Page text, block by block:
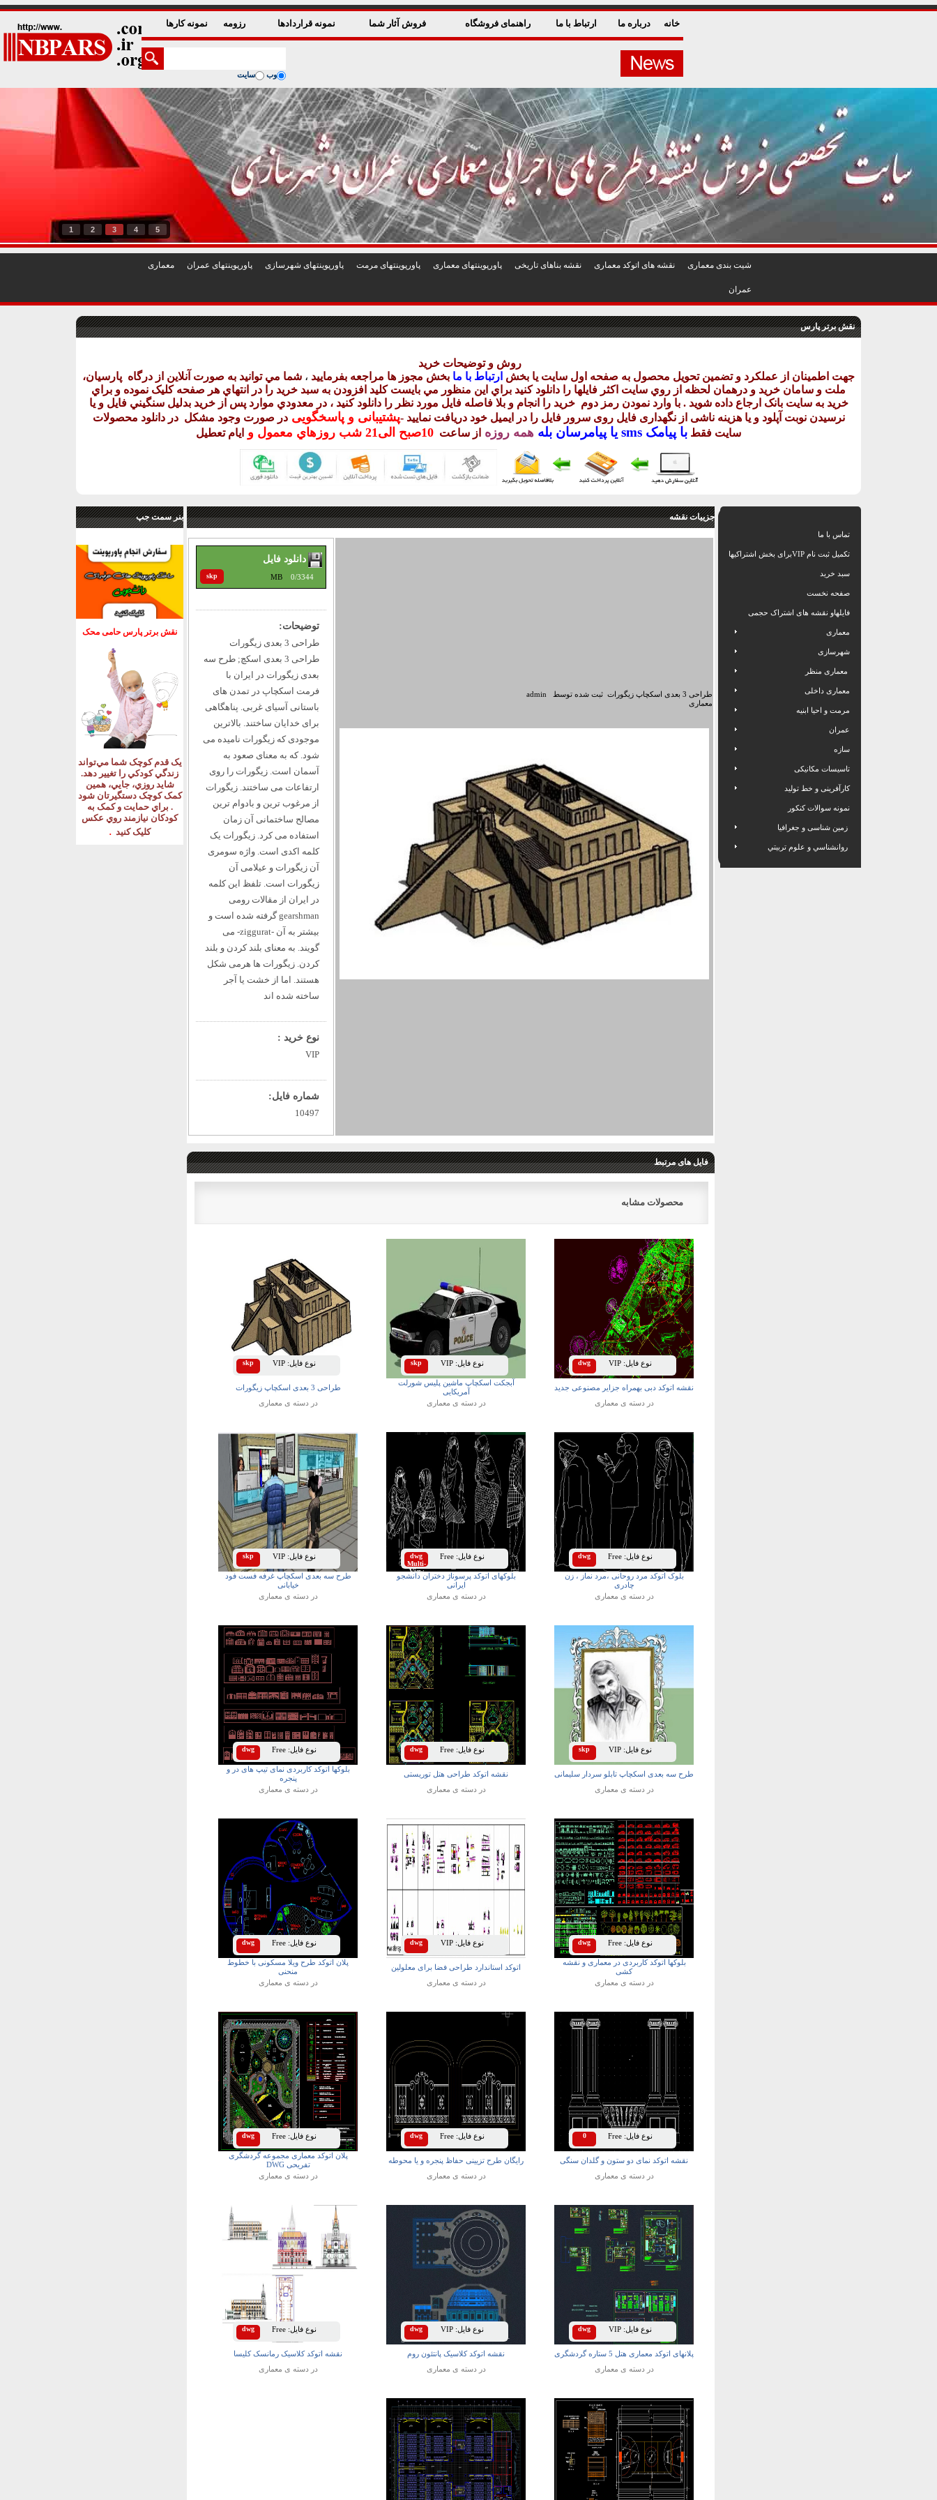
خانه درباره ما ارتباط با ما راهنمای فروشگاه فروش آثار شما نمونه قراردادها رزومه نمونه کارها
وب سایت
1 2 3 4 5
شيت بندی معماری نقشه های اتوکد معماری نقشه بناهای تاريخی پاورپوينتهای معماری پاورپوينتهای مرمت پاورپوينتهای شهرسازی پاورپوينتهای عمران معماری
عمران
نقش برتر پارس
روش و توضيحات خريد
جهت اطمينان از عملکرد و تضمين تحويل محصول به صفحه اول سايت يا بخش ارتباط با ما بخش مجوز ها مراجعه بفرماييد ، شما مي توانيد به صورت آنلاين از درگاه پارسيان،
ملت و سامان خريد و درهمان لحظه از روي سايت اکثر فايلها را دانلود کنيد براي اين منظور مي بايست کليد افزودن به سبد خريد را در انتهاي هر صفحه کليک نموده و براي
خريد به سايت بانک ارجاع داده شويد . با وارد نمودن رمز دوم خريد را انجام و بلا فاصله فايل مورد نظر را دانلود کنيد ، در معدودي موارد پس از خريد بدليل سنگيني فايل و يا
نرسيدن نوبت آپلود و يا هزينه ناشی از نگهداری فايل روی سرور فايل را در ايميل خود دريافت نماييد -پشتيبانی و پاسخگويیدر صورت وجود مشکل در دانلود محصولات
سايت فقط با پيامک sms يا پيامرسان بله همه روزه از ساعت 10صبح الی21 شب روزهاي معمول و ايام تعطيل
بنر سمت جپ
نقش برتر پارس حامی محک
يک قدم کوچک شما مي‌تواند
زندگي کودکي را تغيير دهد.
شايد روزي، جايي، همين
کمک کوچک دستگيرتان شود
. براي حمايت و کمک به
کودکان نيازمند روي عکس
کليک کنيد .
جزییات نقشه
طراحی 3 بعدی اسکچاپ زیگورات ثبت شده توسط admin
معماری
دانلود فایل
skp 0/3344
توضیحات:
طراحی 3 بعدی زیگورات
طراحی 3 بعدی اسکچ; طرح سه
بعدی زیگورات در ایران با
فرمت اسکچاپ در تمدن های
باستانی آسیای غربی. پناهگاهی
برای خدایان ساختند. بالاترین
موجودی که زیگورات نامیده می
شود. که به معنای صعود به
آسمان است. زیگورات را روی
ارتفاعات می ساختند. زیگورات
از مرغوب ترین و بادوام ترین
مصالح ساختمانی آن زمان
استفاده می کرد. زیگورات یک
کلمه اکدی است. واژه سومری
آن زیگورات و عیلامی آن
زیگورات است. تلفظ این کلمه
در ایران از مقالات رومی
gearshman گرفته شده است و
بیشتر به آن -ziggurat- می
گویند. به معنای بلند کردن و بلند
کردن. زیگورات ها هرمی شکل
هستند. اما از خشت یا آجر
ساخته شده اند
نوع خرید :
VIP
شماره فایل:
10497
فایل های مرتبط
محصولات مشابه
dwg نوع فایل: VIP
نقشه اتوکد دبی بهمراه جزایر مصنوعی جدید
در دسته ی معماری
skp نوع فایل: VIP
آبجکت اسکچاپ ماشین پلیس شورلت
آمریکایی
در دسته ی معماری
skp نوع فایل: VIP
طراحی 3 بعدی اسکچاپ زیگورات
در دسته ی معماری
dwg نوع فایل: Free
بلوک اتوکد مرد روحانی ،مرد نماز ، زن
چادری
در دسته ی معماری
dwg
Multi-
View
نوع فایل: Free
بلوکهای اتوکد پرسوناژ دختران دانشجو
ایرانی
در دسته ی معماری
skp نوع فایل: VIP
طرح سه بعدی اسکچاپ غرفه فست فود
خیابانی
در دسته ی معماری
skp نوع فایل: VIP
طرح سه بعدی اسکچاپ تابلو سردار سلیمانی
در دسته ی معماری
dwg نوع فایل: Free
نقشه اتوکد طراحی هتل توریستی
در دسته ی معماری
dwg نوع فایل: Free
بلوکها اتوکد کاربردی نمای تیپ های در و
پنجره
در دسته ی معماری
dwg نوع فایل: Free
بلوکها اتوکد کاربردی در معماری و نقشه
کشی
در دسته ی معماری
dwg نوع فایل: VIP
اتوکد استاندارد طراحی فضا برای معلولین
در دسته ی معماری
dwg نوع فایل: Free
پلان اتوکد طرح ویلا مسکونی با خطوط
منحنی
در دسته ی معماری
0 نوع فایل: Free
نقشه اتوکد نمای دو ستون و گلدان سنگی
در دسته ی معماری
dwg نوع فایل: Free
رایگان طرح تزیینی حفاظ پنجره و یا محوطه
در دسته ی معماری
dwg نوع فایل: Free
پلان اتوکد معماری مجموعه گردشگری
تفریحی DWG
در دسته ی معماری
dwg نوع فایل: VIP
پلانهای اتوکد معماری هتل 5 ستاره گردشگری
در دسته ی معماری
dwg نوع فایل: VIP
نقشه اتوکد کلاسیک پانتئون روم
در دسته ی معماری
dwg نوع فایل: Free
نقشه اتوکد کلاسیک رمانسک کلیسا
در دسته ی معماری
تماس با ما
تکمیل ثبت نام VIPبرای بخش اشتراکیها
سبد خرید
صفحه نخست
فایلهاو نقشه های اشتراک حجمی
معماری
شهرسازی
معماری منظر
معماری داخلی
مرمت و احیا ابنیه
عمران
سازه
تاسیسات مکانیکی
کارآفرینی و خط تولید
نمونه سوالات کنکور
زمین شناسی و جغرافیا
روانشناسي و علوم تربيتي